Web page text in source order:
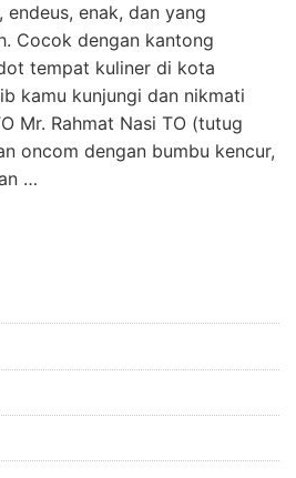
enak, dan yang
Cocok dengan kantong
tempat kuliner di kota
kamu kunjungi dan nikmati
Mr. Rahmat Nasi TO (tutug
oncom dengan bumbu kencur,
…